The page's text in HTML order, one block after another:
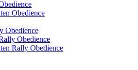
Obedience
Obedience
Obedience
Rally Obedience